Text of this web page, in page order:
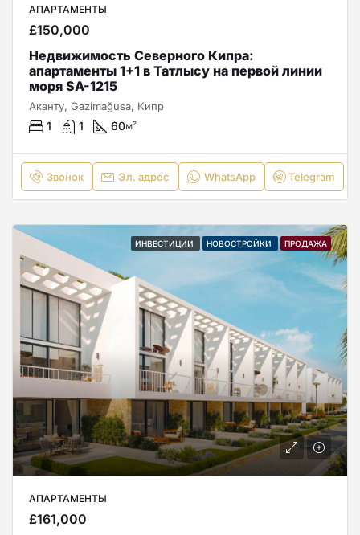
АПАРТАМЕНТЫ
£150,000
Недвижимость Северного Кипра:
апартаменты 1+1 в Татлысу на первой линии
моря SA-1215
Аканту, Gazimağusa, Кипр
1 1 60м²
Звонок Эл. адрес WhatsApp Telegram
ИНВЕСТИЦИИ НОВОСТРОЙКИ ПРОДАЖА
АПАРТАМЕНТЫ
£161,000